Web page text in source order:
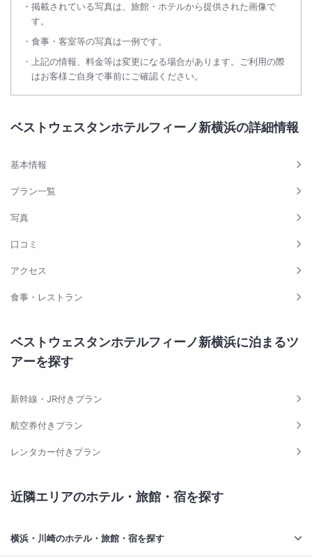
掲載されている写真は、旅館・ホテルから提供された画像で
す。
食事・客室等の写真は一例です。
上記の情報、料金等は変更になる場合があります。ご利用の際
はお客様ご自身で事前にご確認ください。
ベストウェスタンホテルフィーノ新横浜の詳細情報
基本情報
プラン一覧
写真
口コミ
アクセス
食事・レストラン
ベストウェスタンホテルフィーノ新横浜に泊まるツ
アーを探す
新幹線・JR付きプラン
航空券付きプラン
レンタカー付きプラン
近隣エリアのホテル・旅館・宿を探す
横浜・川崎のホテル・旅館・宿を探す